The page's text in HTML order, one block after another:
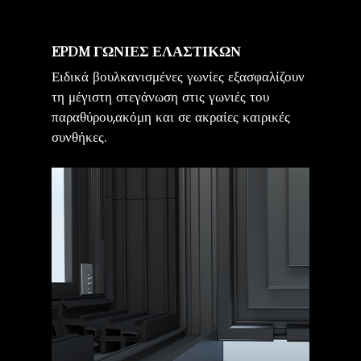
EPDM ΓΩΝΙΕΣ ΕΛΑΣΤΙΚΩΝ
Ειδικά βουλκανισμένες γωνίες εξασφαλίζουν
τη μέγιστη στεγάνωση στις γωνιές του
παραθύρου,ακόμη και σε ακραίες καιρικές
συνθήκες.